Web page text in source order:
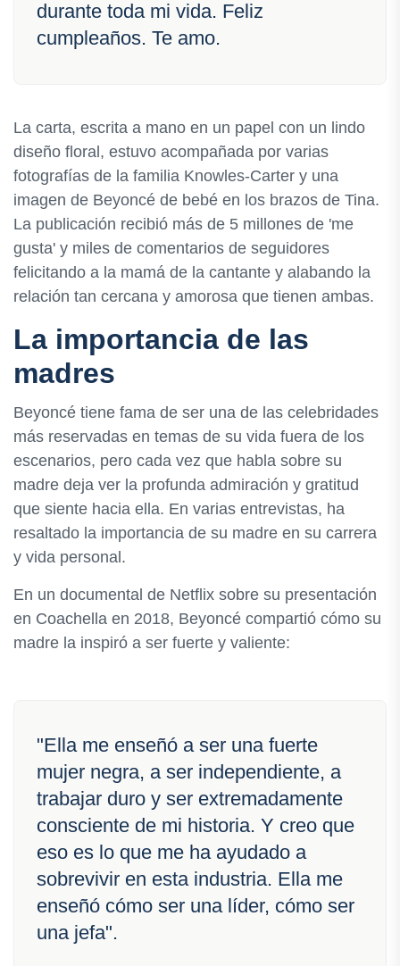
durante toda mi vida. Feliz
cumpleaños. Te amo.
La carta, escrita a mano en un papel con un lindo
diseño floral, estuvo acompañada por varias
fotografías de la familia Knowles-Carter y una
imagen de Beyoncé de bebé en los brazos de Tina.
La publicación recibió más de 5 millones de 'me
gusta' y miles de comentarios de seguidores
felicitando a la mamá de la cantante y alabando la
relación tan cercana y amorosa que tienen ambas.
La importancia de las
madres
Beyoncé tiene fama de ser una de las celebridades
más reservadas en temas de su vida fuera de los
escenarios, pero cada vez que habla sobre su
madre deja ver la profunda admiración y gratitud
que siente hacia ella. En varias entrevistas, ha
resaltado la importancia de su madre en su carrera
y vida personal.
En un documental de Netflix sobre su presentación
en Coachella en 2018, Beyoncé compartió cómo su
madre la inspiró a ser fuerte y valiente:
"Ella me enseñó a ser una fuerte
mujer negra, a ser independiente, a
trabajar duro y ser extremadamente
consciente de mi historia. Y creo que
eso es lo que me ha ayudado a
sobrevivir en esta industria. Ella me
enseñó cómo ser una líder, cómo ser
una jefa".